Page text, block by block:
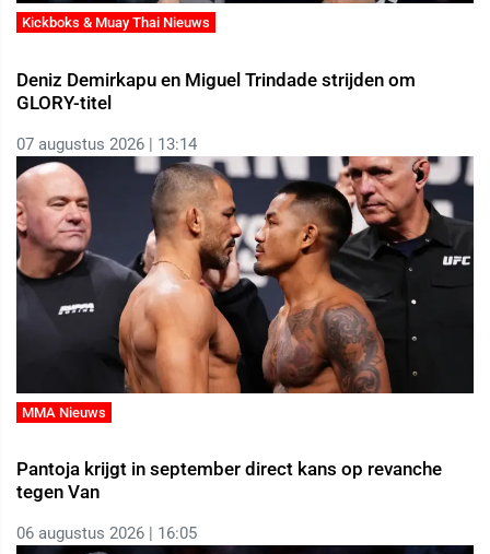
Kickboks & Muay Thai Nieuws
Deniz Demirkapu en Miguel Trindade strijden om
GLORY-titel
07 augustus 2026 | 13:14
MMA Nieuws
Pantoja krijgt in september direct kans op revanche
tegen Van
06 augustus 2026 | 16:05